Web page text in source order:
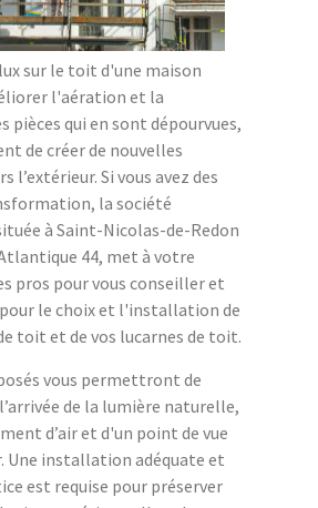
sur le toit d'une maison
l'aération et la
pièces qui en sont dépourvues,
de créer de nouvelles
l’extérieur. Si vous avez des
la société
à Saint-Nicolas-de-Redon
44, met à votre
pros pour vous conseiller et
le choix et l'installation de
toit et de vos lucarnes de toit.
vous permettront de
de la lumière naturelle,
d’air et d'un point de vue
Une installation adéquate et
est requise pour préserver